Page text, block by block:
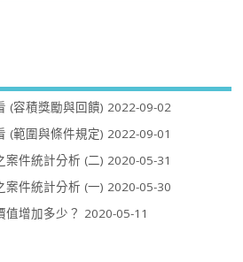
(容積獎勵與回饋) 2022-09-02
(範圍與條件規定) 2022-09-01
案件統計分析 (二) 2020-05-31
案件統計分析 (一) 2020-05-30
增加多少？ 2020-05-11